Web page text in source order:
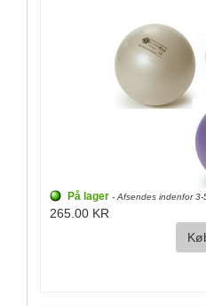
På lager - Afsendes indenfor
265.00 KR